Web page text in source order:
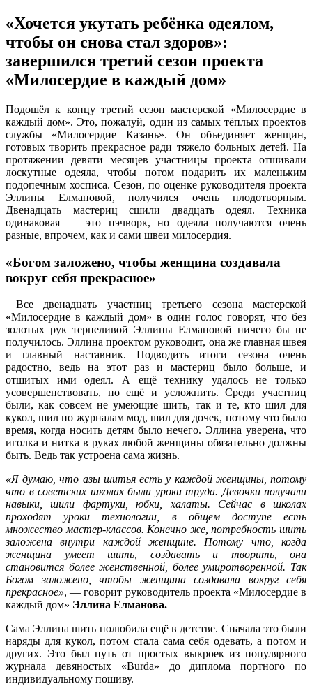
«Хочется укутать ребёнка одеялом,
чтобы он снова стал здоров»:
завершился третий сезон проекта
«Милосердие в каждый дом»
Подошёл к концу третий сезон мастерской «Милосердие в
каждый дом». Это, пожалуй, один из самых тёплых проектов
службы «Милосердие Казань». Он объединяет женщин,
готовых творить прекрасное ради тяжело больных детей. На
протяжении девяти месяцев участницы проекта отшивали
лоскутные одеяла, чтобы потом подарить их маленьким
подопечным хосписа. Сезон, по оценке руководителя проекта
Эллины Елмановой, получился очень плодотворным.
Двенадцать мастериц сшили двадцать одеял. Техника
одинаковая — это пэчворк, но одеяла получаются очень
разные, впрочем, как и сами швеи милосердия.
«Богом заложено, чтобы женщина создавала
вокруг себя прекрасное»
Все двенадцать участниц третьего сезона мастерской
«Милосердие в каждый дом» в один голос говорят, что без
золотых рук терпеливой Эллины Елмановой ничего бы не
получилось. Эллина проектом руководит, она же главная швея
и главный наставник. Подводить итоги сезона очень
радостно, ведь на этот раз и мастериц было больше, и
отшитых ими одеял. А ещё технику удалось не только
усовершенствовать, но ещё и усложнить. Среди участниц
были, как совсем не умеющие шить, так и те, кто шил для
кукол, шил по журналам мод, шил для дочек, потому что было
время, когда носить детям было нечего. Эллина уверена, что
иголка и нитка в руках любой женщины обязательно должны
быть. Ведь так устроена сама жизнь.
«Я думаю, что азы шитья есть у каждой женщины, потому
что в советских школах были уроки труда. Девочки получали
навыки, шили фартуки, юбки, халаты. Сейчас в школах
проходят уроки технологии, в общем доступе есть
множество мастер-классов. Конечно же, потребность шить
заложена внутри каждой женщине. Потому что, когда
женщина умеет шить, создавать и творить, она
становится более женственной, более умиротворенной. Так
Богом заложено, чтобы женщина создавала вокруг себя
прекрасное», — говорит руководитель проекта «Милосердие в
каждый дом» Эллина Елманова.
Сама Эллина шить полюбила ещё в детстве. Сначала это были
наряды для кукол, потом стала сама себя одевать, а потом и
других. Это был путь от простых выкроек из популярного
журнала девяностых «Burda» до диплома портного по
индивидуальному пошиву.